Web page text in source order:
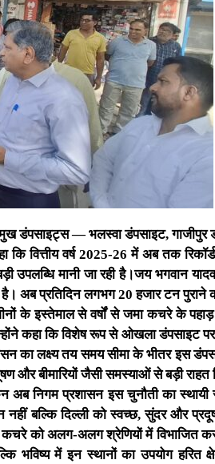
डंपसाइट्स — भलस्वा डंपसाइट, गाजीपुर
वित्तीय वर्ष 2025-26 में अब तक
उपलब्धि मानी जा रही है।जय भगवान
है। अब प्रतिदिन लगभग 20 हजार टन
के इस्तेमाल से वर्षों से जमा कचरे के
कहा कि विशेष रूप से ओखला डंपसाइट
का लक्ष्य तय समय सीमा के भीतर इस
और बीमारियों जैसी समस्याओं से बड़ी राहत
निगम प्रशासन इस चुनौती का स्थायी
बल्कि दिल्ली को स्वच्छ, सुंदर और
कचरे को अलग-अलग श्रेणियों में विभाजित
भविष्य में इन स्थानों का उपयोग हरित